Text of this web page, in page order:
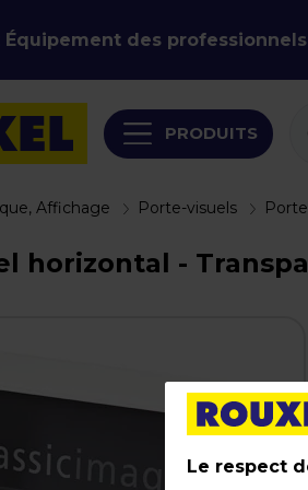
des professionnels
PRODUITS
Affichage Porte-visuels
horizontal -
Le respect